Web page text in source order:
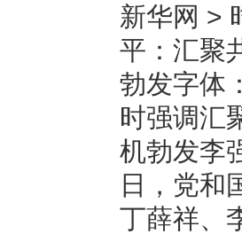
新华网 >
平：汇聚
勃发字体
时强调汇
机勃发李
日，党和
丁薛祥、